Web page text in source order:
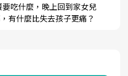
要吃什麼，晚上回到家女兒
有什麼比失去孩子更痛？